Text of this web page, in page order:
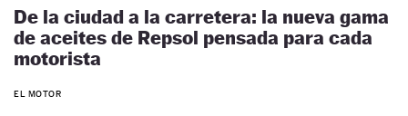
De la ciudad a la carretera: la nueva gama
de aceites de Repsol pensada para cada
motorista
EL MOTOR